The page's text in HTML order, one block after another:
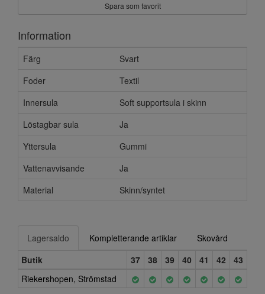
Spara som favorit
Information
Färg
Svart
Foder
Textil
Innersula
Soft supportsula i skinn
Löstagbar sula
Ja
Yttersula
Gummi
Vattenavvisande
Ja
Material
Skinn/syntet
Lagersaldo Kompletterande artiklar
Skovård
Butik
37 38 39 40 41 42
43
Riekershopen, Strömstad